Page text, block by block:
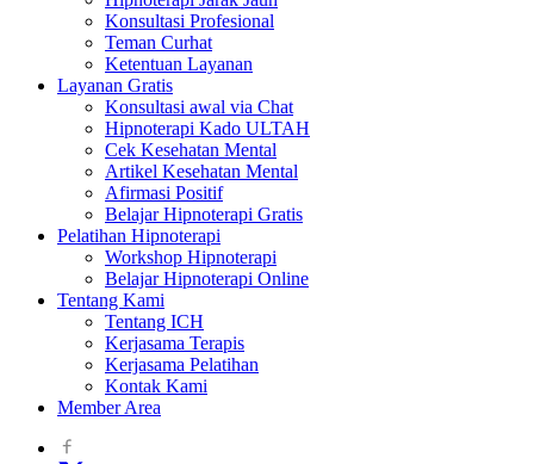
Konsultasi Profesional
Teman Curhat
Ketentuan Layanan
Layanan Gratis
Konsultasi awal via Chat
Hipnoterapi Kado ULTAH
Cek Kesehatan Mental
Artikel Kesehatan Mental
Afirmasi Positif
Belajar Hipnoterapi Gratis
Pelatihan Hipnoterapi
Workshop Hipnoterapi
Belajar Hipnoterapi Online
Tentang Kami
Tentang ICH
Kerjasama Terapis
Kerjasama Pelatihan
Kontak Kami
Member Area